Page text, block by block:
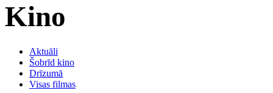
Kino
Aktuāli
Šobrīd kino
Drīzumā
Visas filmas